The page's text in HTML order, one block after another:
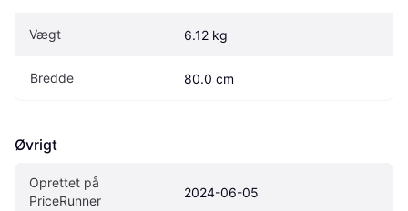
Vægt 6.12 kg
Bredde 80.0 cm
Øvrigt
Oprettet på
PriceRunner
2024-06-05